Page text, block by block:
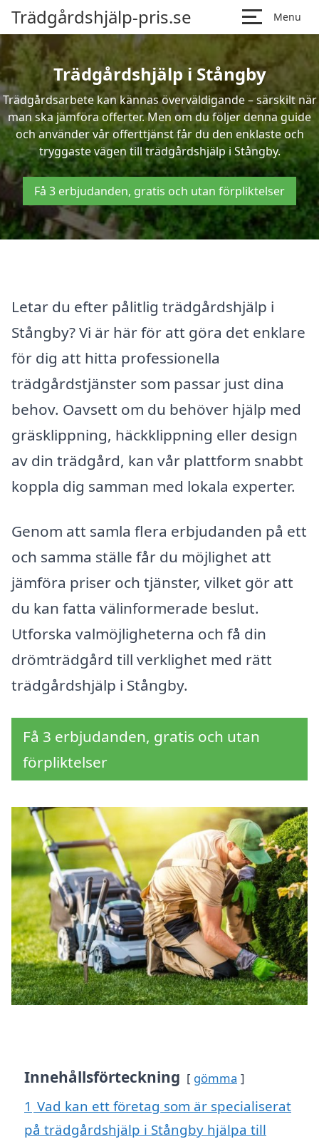
Trädgårdshjälp-pris.se Menu
Trädgårdshjälp i Stångby
Trädgårdsarbete kan kännas överväldigande – särskilt när
man ska jämföra offerter. Men om du följer denna guide
och använder vår offerttjänst får du den enklaste och
tryggaste vägen till trädgårdshjälp i Stångby.
Få 3 erbjudanden, gratis och utan förpliktelser
Letar du efter pålitlig trädgårdshjälp i
Stångby? Vi är här för att göra det enklare
för dig att hitta professionella
trädgårdstjänster som passar just dina
behov. Oavsett om du behöver hjälp med
gräsklippning, häckklippning eller design
av din trädgård, kan vår plattform snabbt
koppla dig samman med lokala experter.
Genom att samla flera erbjudanden på ett
och samma ställe får du möjlighet att
jämföra priser och tjänster, vilket gör att
du kan fatta välinformerade beslut.
Utforska valmöjligheterna och få din
drömträdgård till verklighet med rätt
trädgårdshjälp i Stångby.
Få 3 erbjudanden, gratis och utan
förpliktelser
Innehållsförteckning gömma
1 Vad kan ett företag som är specialiserat
på trädgårdshjälp i Stångby hjälpa till